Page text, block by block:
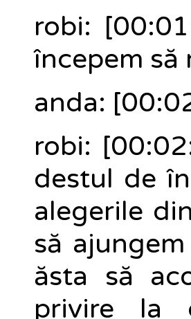
robi:
începem să
anda:
robi:
destul de
alegerile
să
ăsta să
privire la